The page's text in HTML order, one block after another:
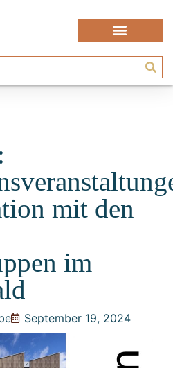
mit den
im
September 19, 2024